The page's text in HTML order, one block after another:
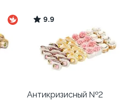
9.9
Антикризисный №2